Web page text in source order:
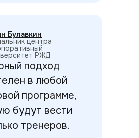
Булавкин
центра ·
РЖД
подход
в любой
программе,
будут вести
тренеров.